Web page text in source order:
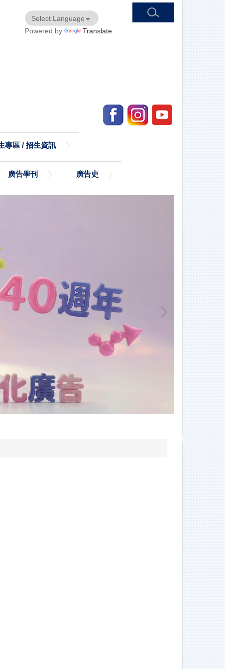
Powered by Translate
專區 / 招生資訊
廣告學刊 廣告史